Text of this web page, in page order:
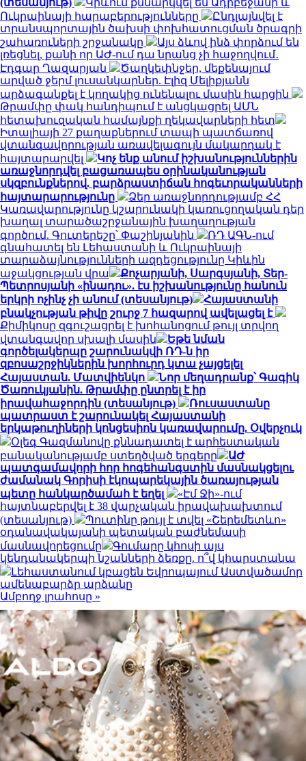
Ուկրաինայի հարաբերությունները
Ընդլայնվել է
տրանսպորտային ծախսի փոխհատուցման ծրագրի
շահառուների շրջանակը
Այս ձևով ինձ փորձում են
լռեցնել, քանի որ ԱԺ-ում դա նրանց չի հաջողվում․
Էդգար Ղազարյան
Ծաղկեփնջեր, մեքենայում
արված ջերմ լուսանկարներ. Էլիզ Մելիքյանն
արձագանքել է կողակից ունենալու մասին հարցին
Թրամփը փակ հանդիպում է անցկացրել ԱՄՆ
հետախուզական համայնքի ղեկավարների հետ
Իտալիայի 27 քաղաքներում տապի պատճառով
վտանգավորության առավելագույն մակարդակ է
հայտարարվել
Կոչ ենք անում իշխանություններին
առաջնորդվել բացառապես օրինականության
սկզբունքներով. բարձրաստիճան հոգեւորականների
հայտարարությունը
Ձեր առաջնորդությամբ ՀՀ
Կառավարությունը կշարունակի կառուցողական դեր
խաղալ տարածաշրջանային խաղաղության
գործում. Գուտերեշը՝ Փաշինյանին
ՌԴ ԱԳՆ-ում
գնահատել են Լեհաստանի և Ուկրաինայի
տարաձայնությունների ազդեցությունը Կիևին
աջակցության վրա
Քոչարյանի, Սարգսյանի, Տեր-
Պետրոսյանի «ինադու». էս իշխանությունը հանուն
երկրի ոչինչ չի անում (տեսանյութ)
Հայաստանի
բնակչության թիվը շուրջ 7 հազարով ավելացել է
Քիմիկոսը զգուշացրել է խոհանոցում թույլ տրվող
վտանգավոր սխալի մասին
Եթե նման
գործելակերպը շարունակվի ՌԴ-ն իր
զբոսաշրջիկներին խորհուրդ կտա չայցելել
Հայաստան. Մատվիենկո
Նոր մեղադրանք՝ Գագիկ
Ծառուկյանին. Թրամփը ընտրել է իր
իրավահաջորդին (տեսանյութ)
Ռուսաստանը
պատրաստ է շարունակել Հայաստանի
երկաթուղիների կոնցեսիոն կառավարումը. Օվերչուկ
Օլեգ Գազմանովը քննադատել է արհեստական
բանականությամբ ստեղծված երգերը
ԱԺ
պատգամավորի հոր հոգեհանգստին մասնակցելու
ժամանակ Գորիսի էկոպարեկային ծառայության
պետը հանկարծամահ է եղել
«Էմ Ջի»-ում
հայտնաբերվել է 38 վարչական իրավախախտում
(տեսանյութ)
Պուտինը թույլ է տվել «Շերեմետևո»
օդանավակայանի պետական բաժնեմասի
մասնավորեցումը
Գումարը կհոսի այս
կենդանակերպի նշանների ձեռքը. ո՞վ կհարստանա
Լեհաստանում կբացեն Եվրոպայում Աստվածամոր
ամենաբարձր արձանը
Ամբողջ լրահոսը »